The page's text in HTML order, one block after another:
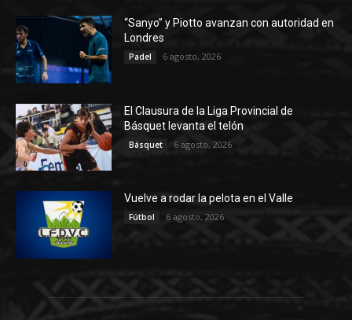
“Sanyo” y Piotto avanzan con autoridad en
Londres
Padel 6 agosto, 2026
El Clausura de la Liga Provincial de
Básquet levanta el telón
Básquet 6 agosto, 2026
Vuelve a rodar la pelota en el Valle
Fútbol 6 agosto, 2026